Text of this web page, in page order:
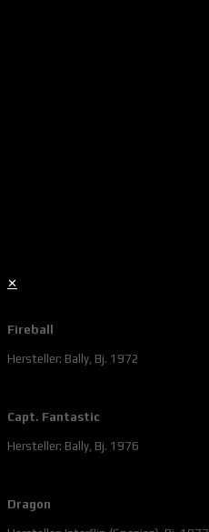
✕
Fireball
Hersteller: Bally, Bj. 1972
Capt. Fantastic
Hersteller: Bally, Bj. 1976
Dragon